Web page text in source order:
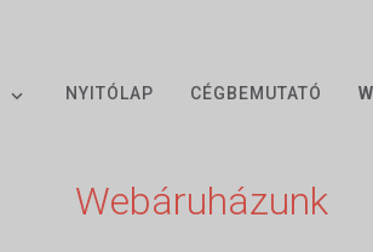
NYITÓLAP CÉGBEMUTATÓ
Webáruházunk